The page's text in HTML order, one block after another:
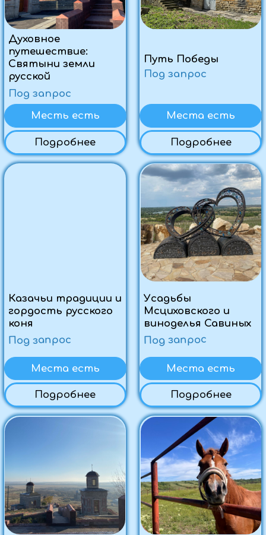
Подробнее
Под запрос
виноделья Савиных
Места есть
Под запрос
География подвига:
Саур-Могила, Миус-
фронт и Самбекские
высоты
Подробнее
Места есть
Под запрос
Конный
драйв,история и
Знакомство с
Подробнее
Места есть
Под запрос
коня
Обратный звонок
Связаться с нами:
+7 (959) 131-79-57
+7 (988) 952-14-03
+7 (988) 516-73-23
+7 (959) 177-36-28
info@viantur.com
График туров
Туры
Поиск туров